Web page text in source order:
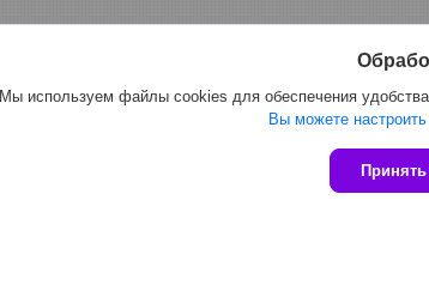
Мы используем файлы cookies для обеспечения
Вы можете